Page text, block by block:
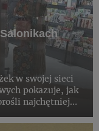
w swojej sieci
pokazuje, jak
najchętniej
królują